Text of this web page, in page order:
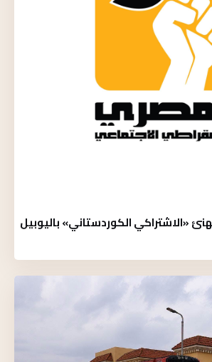
«الاشتراكي الكوردستاني» باليوبيل